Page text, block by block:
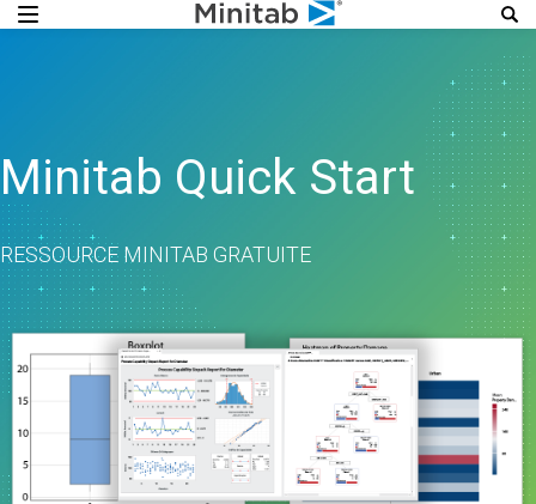
Minitab Quick Start
RESSOURCE MINITAB GRATUITE